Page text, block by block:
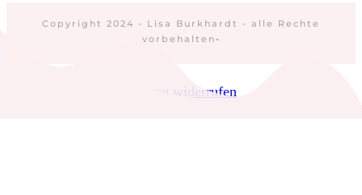
Copyright 2024 - Lisa Burkhardt - alle Rechte
vorbehalten-
Vertrag widerrufen